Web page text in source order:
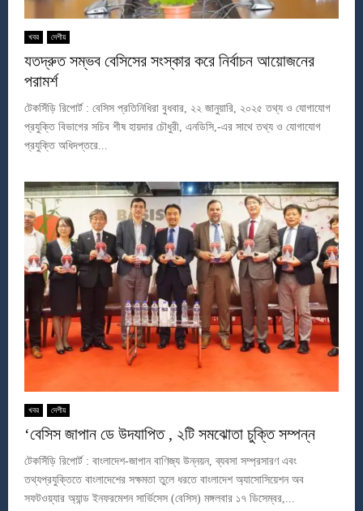
খবর দেশীয়
যতদ্রুত সম্ভব বেসিসের সংস্কার করে নির্বাচন আয়োজনের
পরামর্শ
টেকসিঁড়ি রিপোর্ট : বেসিস প্রতিনিধিরা বুধবার, ২২ জানুয়ারি, ২০২৫ তথ্য ও যোগাযোগ
প্রযুক্তি বিভাগের সচিব শীষ হায়দার চৌধুরী, এনডিসি,-এর সাথে তথ্য ও যোগাযোগ
প্রযুক্তি অধিদপ্তরে...
খবর দেশীয়
‘বেসিস জাপান ডে উদযাপিত , ২টি সমঝোতা চুক্তি সম্পন্ন
টেকসিঁড়ি রিপোর্ট : বাংলাদেশ-জাপান বাণিজ্য উন্নয়ন, ব্যবসা সম্প্রসারণ এবং
তথ্যপ্রযুক্তিতে বাংলাদেশের সক্ষমতা তুলে ধরতে বাংলাদেশ অ্যাসোসিয়েশন অব
সফটওয়্যার অ্যান্ড ইনফরমেশন সার্ভিসেস (বেসিস) মঙ্গলবার ১৭ ডিসেম্বর,...